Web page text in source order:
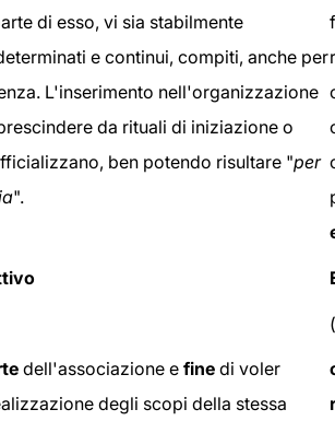
di esso, vi sia stabilmente
e continui, compiti, anche per
L'inserimento nell'organizzazione
da rituali di iniziazione o
ben potendo risultare "per
".
dell'associazione e fine di voler
degli scopi della stessa